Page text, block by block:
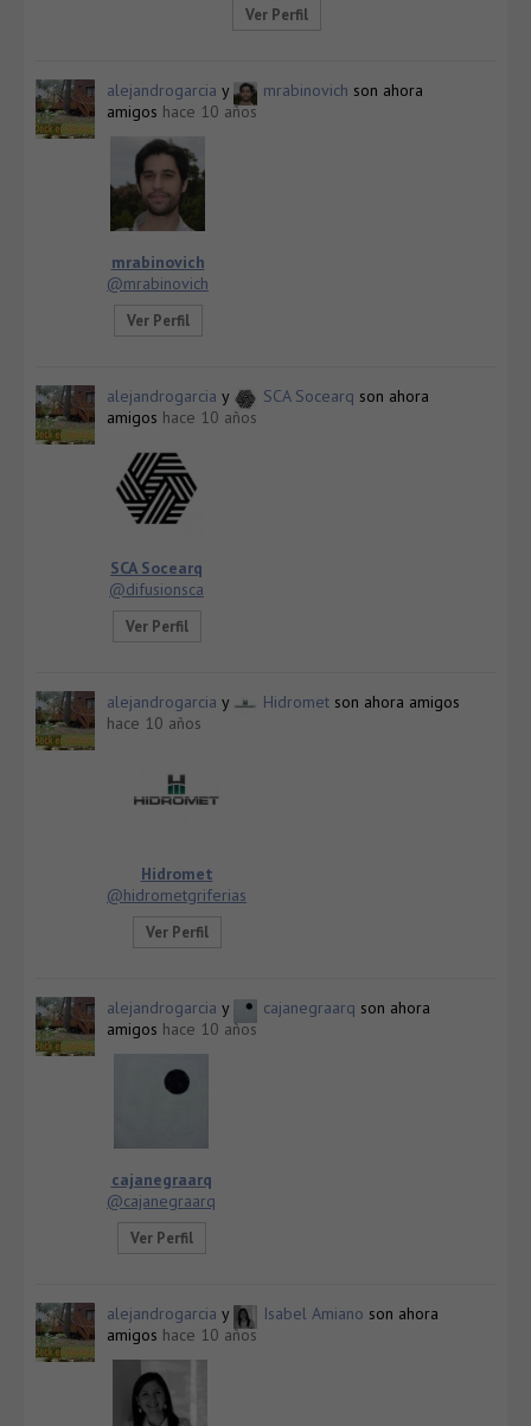
Ver Perfil
alejandrogarcia y mrabinovich son ahora
amigos hace 10 años
mrabinovich
@mrabinovich
Ver Perfil
alejandrogarcia y SCA Socearq son ahora
amigos hace 10 años
SCA Socearq
@difusionsca
Ver Perfil
alejandrogarcia y Hidromet son ahora amigos
hace 10 años
Hidromet
@hidrometgriferias
Ver Perfil
alejandrogarcia y cajanegraarq son ahora
amigos hace 10 años
cajanegraarq
@cajanegraarq
Ver Perfil
alejandrogarcia y Isabel Amiano son ahora
amigos hace 10 años